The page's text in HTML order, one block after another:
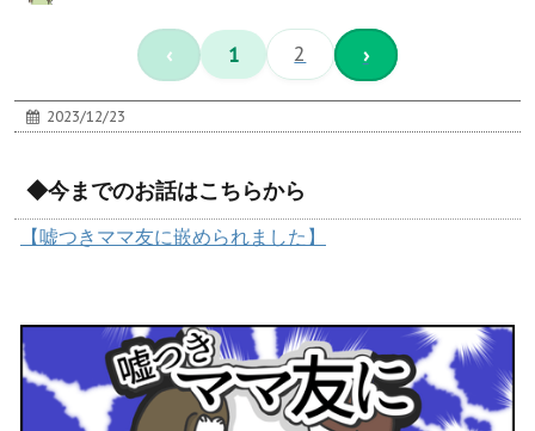
‹ 1 2 ›
2023/12/23
◆今までのお話はこちらから
【嘘つきママ友に嵌められました】